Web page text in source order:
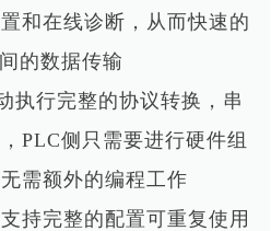
和在线诊断，从而快速的
的数据传输
执行完整的协议转换，串
PLC侧只需要进行硬件组
需额外的编程工作
持完整的配置可重复使用